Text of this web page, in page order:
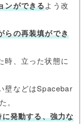
ンができるよう改
らの再装填ができ
時、立った状態に
壁などはSpacebar
。
発動する、強力な